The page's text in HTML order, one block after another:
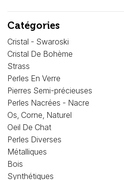
Pinceaux & fournitures
Châssis, toiles & chevalets
Papiers
Dessin & arts graphiques
Cartons mousse & plume
Loisirs Créatifs
Coffrets & cadeaux
Catégories
Cristal - Swaroski
Cristal De Bohème
Strass
Perles En Verre
Pierres Semi-précieuses
Perles Nacrées - Nacre
Os, Corne, Naturel
Oeil De Chat
Perles Diverses
Métalliques
Bois
Synthétiques